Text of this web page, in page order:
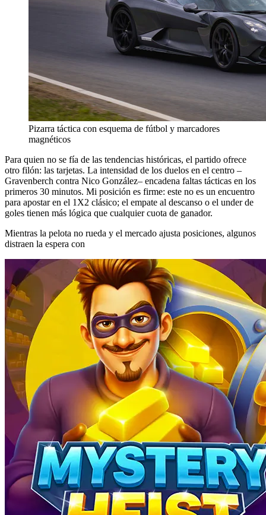
Pizarra táctica con esquema de fútbol y marcadores
magnéticos
Para quien no se fía de las tendencias históricas, el partido ofrece
otro filón: las tarjetas. La intensidad de los duelos en el centro –
Gravenberch contra Nico González– encadena faltas tácticas en los
primeros 30 minutos. Mi posición es firme: este no es un encuentro
para apostar en el 1X2 clásico; el empate al descanso o el under de
goles tienen más lógica que cualquier cuota de ganador.
Mientras la pelota no rueda y el mercado ajusta posiciones, algunos
distraen la espera con